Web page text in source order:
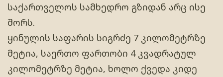
საქართველოს სამხედრო გზიდან არც ისე
შორს.
ყინულის საფარის სიგრძე 7 კილომეტრზე
მეტია, საერთო ფართობი 4 კვადრატულ
კილომეტრზე მეტია, ხოლო ქვედა კიდე